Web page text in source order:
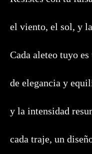
el viento, el sol, y
Cada aleteo tuyo
de elegancia y
y la intensidad
cada traje, un